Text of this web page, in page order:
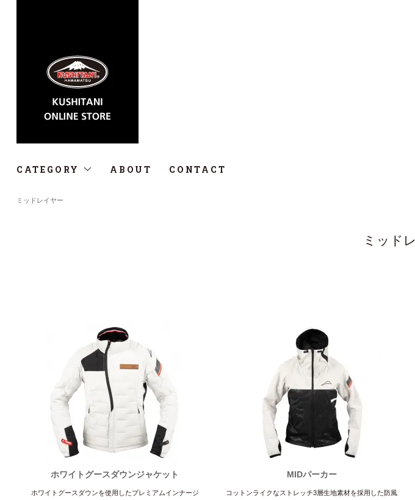
CATEGORY ABOUT CONTACT
ミッドレイヤー
ミッド
ホワイトグースダウンジャケット
ホワイトグースダウンを使用したプレミアムインナージ
MIDパーカー
コットンライクなストレッチ3層生地素材を採用した防風